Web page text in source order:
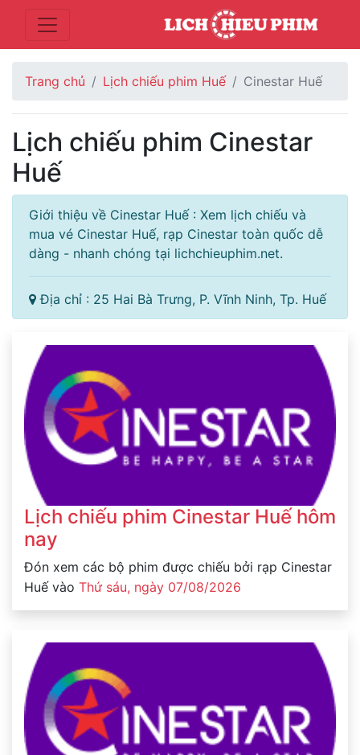
Trang chủ Lịch chiếu phim Huế Cinestar Huế
Lịch chiếu phim Cinestar
Huế
Giới thiệu về Cinestar Huế : Xem lịch chiếu và
mua vé Cinestar Huế, rạp Cinestar toàn quốc dễ
dàng - nhanh chóng tại lichchieuphim.net.
Địa chỉ : 25 Hai Bà Trưng, P. Vĩnh Ninh, Tp. Huế
Lịch chiếu phim Cinestar Huế hôm
nay
Đón xem các bộ phim được chiếu bởi rạp Cinestar
Huế vào Thứ sáu, ngày 07/08/2026